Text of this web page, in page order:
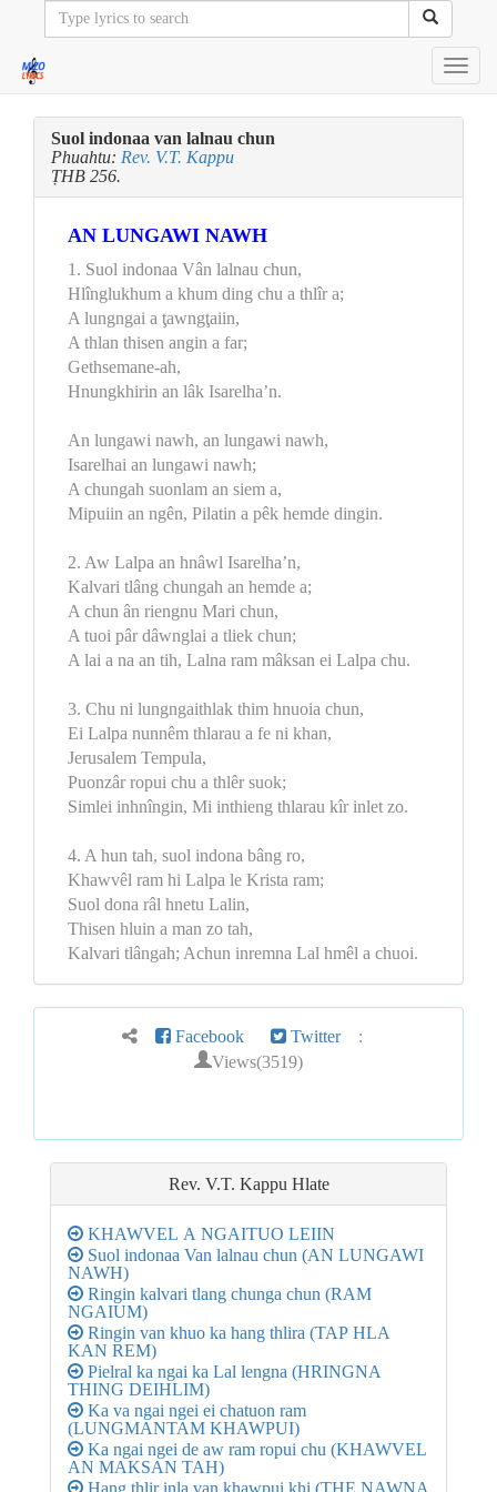
Suol indonaa van lalnau chun
Phuahtu: Rev. V.T. Kappu
ṬHB 256.
AN LUNGAWI NAWH
1. Suol indonaa Vân lalnau chun,
Hlînglukhum a khum ding chu a thlîr a;
A lungngai a ţawngţaiin,
A thlan thisen angin a far;
Gethsemane-ah,
Hnungkhirin an lâk Isarelha’n.
An lungawi nawh, an lungawi nawh,
Isarelhai an lungawi nawh;
A chungah suonlam an siem a,
Mipuiin an ngên, Pilatin a pêk hemde dingin.
2. Aw Lalpa an hnâwl Isarelha’n,
Kalvari tlâng chungah an hemde a;
A chun ân riengnu Mari chun,
A tuoi pâr dâwnglai a tliek chun;
A lai a na an tih, Lalna ram mâksan ei Lalpa chu.
3. Chu ni lungngaithlak thim hnuoia chun,
Ei Lalpa nunnêm thlarau a fe ni khan,
Jerusalem Tempula,
Puonzâr ropui chu a thlêr suok;
Simlei inhnîngin, Mi inthieng thlarau kîr inlet zo.
4. A hun tah, suol indona bâng ro,
Khawvêl ram hi Lalpa le Krista ram;
Suol dona râl hnetu Lalin,
Thisen hluin a man zo tah,
Kalvari tlângah; Achun inremna Lal hmêl a chuoi.
Facebook Twitter :
Views(3519)
Rev. V.T. Kappu Hlate
KHAWVEL A NGAITUO LEIIN
Suol indonaa Van lalnau chun (AN LUNGAWI
NAWH)
Ringin kalvari tlang chunga chun (RAM
NGAIUM)
Ringin van khuo ka hang thlira (TAP HLA
KAN REM)
Pielral ka ngai ka Lal lengna (HRINGNA
THING DEIHLIM)
Ka va ngai ngei ei chatuon ram
(LUNGMANTAM KHAWPUI)
Ka ngai ngei de aw ram ropui chu (KHAWVEL
AN MAKSAN TAH)
Hang thlir inla van khawpui khi (THE NAWNA